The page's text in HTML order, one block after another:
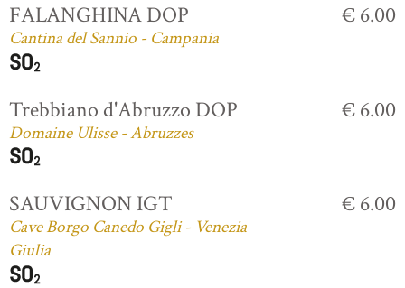
FALANGHINA DOP
Cantina del Sannio - Campania
€ 6.00
Trebbiano d'Abruzzo DOP
Domaine Ulisse - Abruzzes
€ 6.00
SAUVIGNON IGT
Cave Borgo Canedo Gigli - Venezia
Giulia
€ 6.00